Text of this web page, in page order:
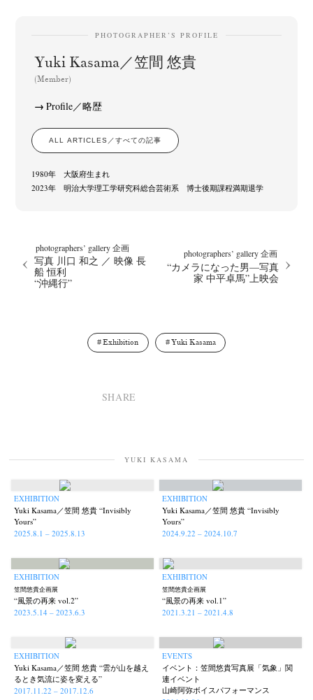
PHOTOGRAPHER’S PROFILE
Yuki Kasama／笠間 悠貴
(Member)
Profile／略歴
ALL ARTICLES／すべての記事
1980年 大阪府生まれ
2023年 明治大学理工学研究科総合芸術系 博士後期課程満期退学
photographers’ gallery 企画
写真 川口 和之 ／ 映像 長
船 恒利
“沖縄行”
photographers’ gallery 企画
“カメラになった男—写真
家 中平卓馬”上映会
Exhibition Yuki Kasama
SHARE
YUKI KASAMA
EXHIBITION
Yuki Kasama／笠間 悠貴 “Invisibly
Yours”
2025.8.1 – 2025.8.13
EXHIBITION
Yuki Kasama／笠間 悠貴 “Invisibly
Yours”
2024.9.22 – 2024.10.7
EXHIBITION
笠間悠貴企画展
“風景の再来 vol.2”
2023.5.14 – 2023.6.3
EXHIBITION
笠間悠貴企画展
“風景の再来 vol.1”
2021.3.21 – 2021.4.8
EXHIBITION
Yuki Kasama／笠間 悠貴 “雲が山を越え
るとき気流に姿を変える”
2017.11.22 – 2017.12.6
EVENTS
イベント：笠間悠貴写真展「気象」関
連イベント
山崎阿弥ボイスパフォーマンス